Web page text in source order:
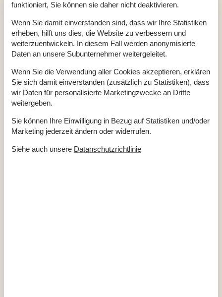
Gesamte Ausstattung
Küche
Spülmaschine
Sep. Gefriertruhe (L) 40
Kühl-/Gefrierschrank
Kühlschrank
Abzugshaube
Boden: Laminat – Küche
Küche
Wohnraum
TV
TV: dt. Kanäle
TV-Kabel
TV2
TV: dän. Kanäle
funktioniert, Sie können sie daher nicht deaktivieren.
Wenn Sie damit einverstanden sind, dass wir Ihre Statistiken
erheben, hilft uns dies, die Website zu verbessern und
weiterzuentwickeln. In diesem Fall werden anonymisierte
Daten an unsere Subunternehmer weitergeleitet.
Wenn Sie die Verwendung aller Cookies akzeptieren, erklären
Sie sich damit einverstanden (zusätzlich zu Statistiken), dass
wir Daten für personalisierte Marketingzwecke an Dritte
weitergeben.
Sie können Ihre Einwilligung in Bezug auf Statistiken und/oder
Marketing jederzeit ändern oder widerrufen.
Siehe auch unsere Datanschutzrichtlinie